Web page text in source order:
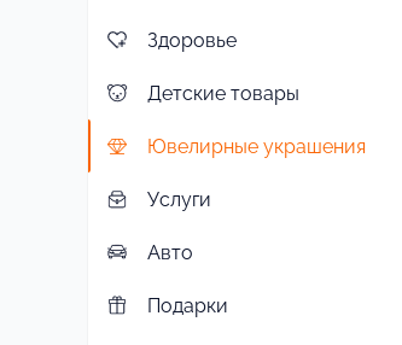
Здоровье
Детские товары
Ювелирные украшения
Услуги
Авто
Подарки